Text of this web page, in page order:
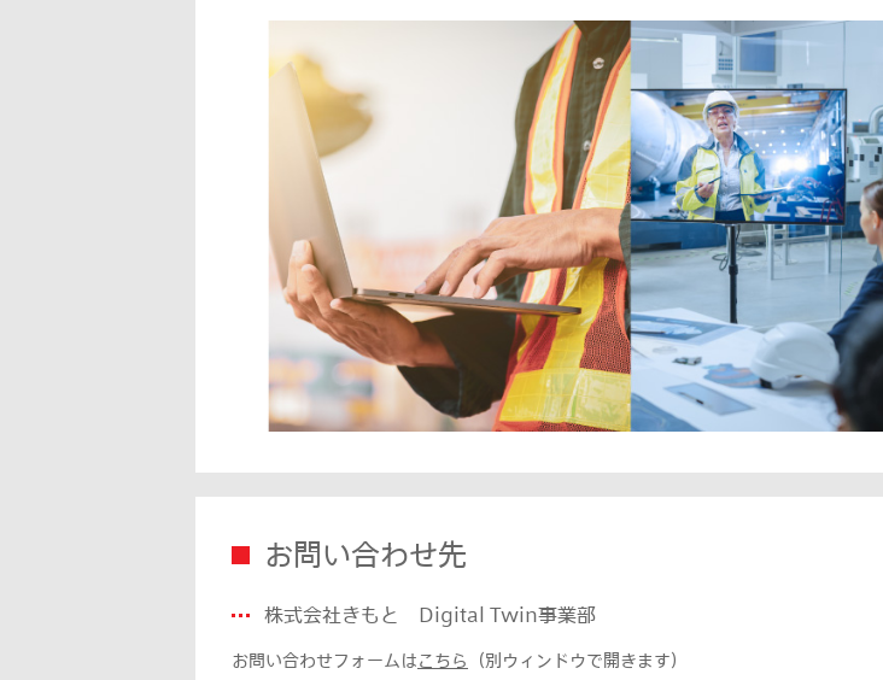
お問い合わせ先
株式会社きもと Digital Twin事業部
お問い合わせフォームはこちら （別ウィンドウで開きます）